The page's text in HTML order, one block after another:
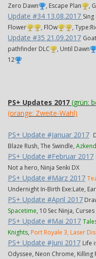
Zero Dawn
, Escape Plan ,
Update #34 13.08.2017
Flower
, FlOw ,
Update #35 21.09.2017
pathfinder DLC
, Until Dawn
12
PS+ Updates 2017 (grün:
(orange: Zweite-Wahl)
PS+ Update #Januar 2017
Blaze Rush, The Swindle,
PS+ Update #Februar 2017
Not a hero, Ninja Senki DX
PS+ Update #März 2017
Undernight In-Birth Exe:Late,
PS+ Update #April 2017
Spacetime, 10 Sec Ninja,
PS+ Update #Mai 2017
Knights, Port Royale 3, Laser
PS+ Update #Juni 2017 Life
Odyssee, Neon Chrome, Killing